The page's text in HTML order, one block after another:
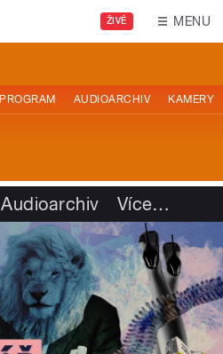
ŽIVĚ MENU
PROGRAM AUDIOARCHIV KAMERY
Audioarchiv Více…